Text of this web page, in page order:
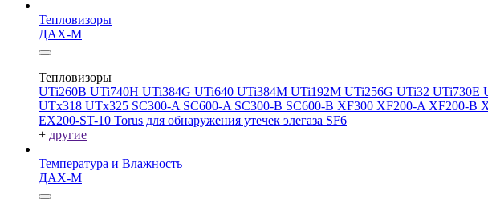
Тепловизоры
ДАХ-М
Тепловизоры
UTi260В UTi740H UTi384G UTi640 UTi384M UTi192M UTi256G UTi32 UTi730E
UTx318 UTx325 SC300-A SC600-A SC300-B SC600-B XF300 XF200-A XF200-B
EX200-ST-10 Torus для обнаружения утечек элегаза SF6
+ другие
Температура и Влажность
ДАХ-М